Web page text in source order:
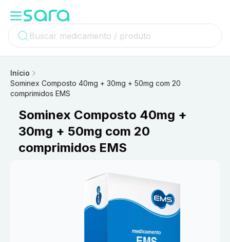
Início
Sominex Composto 40mg + 30mg + 50mg com 20
comprimidos EMS
Sominex Composto 40mg +
30mg + 50mg com 20
comprimidos EMS